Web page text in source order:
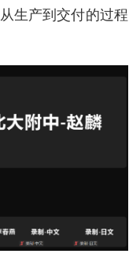
生产到交付的过程